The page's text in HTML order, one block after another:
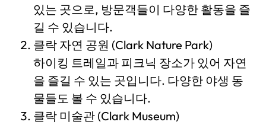
있는 곳으로, 방문객들이 다양한 활동을 즐
길 수 있습니다.
클락 자연 공원 (Clark Nature Park)
하이킹 트레일과 피크닉 장소가 있어 자연
을 즐길 수 있는 곳입니다. 다양한 야생 동
물들도 볼 수 있습니다.
클락 미술관 (Clark Museum)